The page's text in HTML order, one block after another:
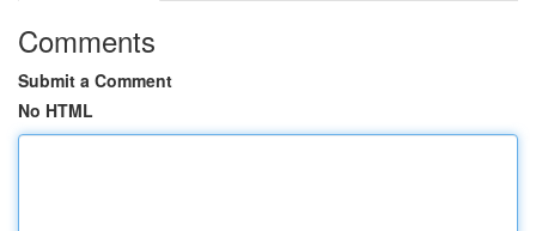
Comments
Submit a Comment
No HTML